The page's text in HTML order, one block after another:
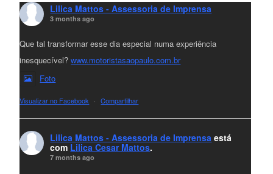
Lilica Mattos - Assessoria de Imprensa
3 months ago
Que tal transformar esse dia especial numa experiência
inesquecível?www.motoristasaopaulo.com.br
Foto
Visualizar no Facebook · Compartilhar
Lilica Mattos - Assessoria de Imprensa está
com Lilica Cesar Mattos.
7 months ago